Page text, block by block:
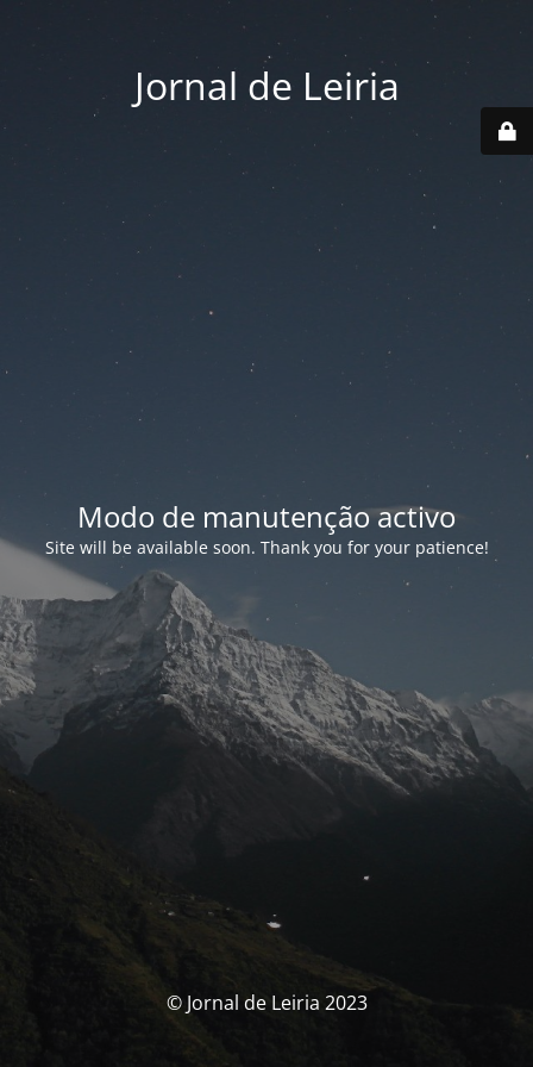
Jornal de Leiria
Modo de manutenção activo
Site will be available soon. Thank you for your patience!
© Jornal de Leiria 2023